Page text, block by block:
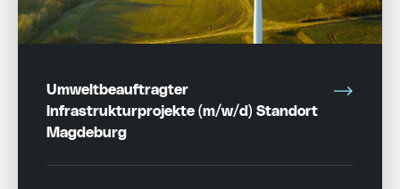
Umweltbeauftragter
Infrastrukturprojekte (m/w/d) Standort
Magdeburg